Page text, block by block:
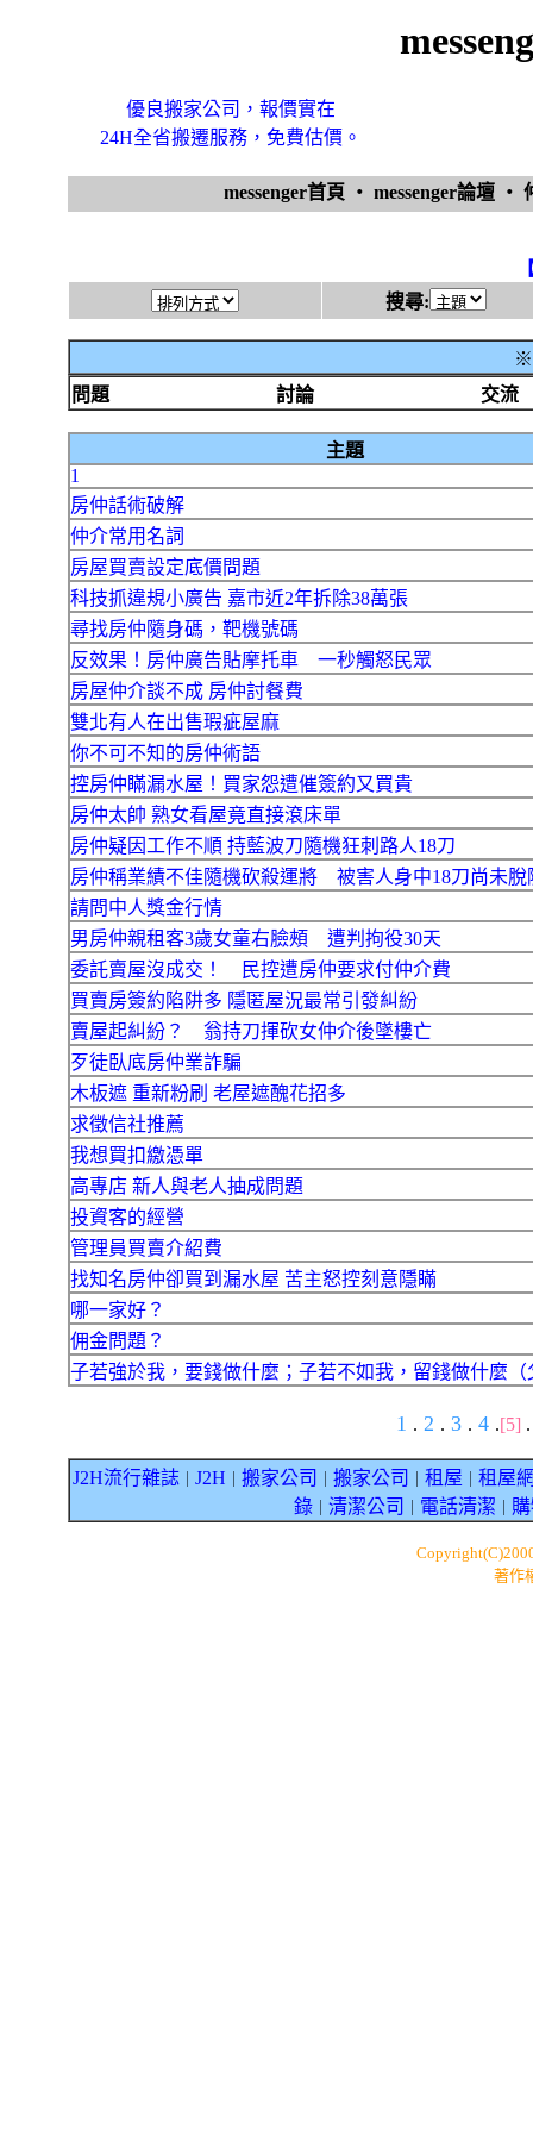
優良搬家公司，報價實在
24H全省搬遷服務，免費估價。
messenger首頁 ‧ messenger論壇 ‧
搜尋:
※
問題
討論 交流
主題
1
房仲話術破解
仲介常用名詞
房屋買賣設定底價問題
科技抓違規小廣告 嘉市近2年拆除38萬張
尋找房仲隨身碼，靶機號碼
反效果！房仲廣告貼摩托車 一秒觸怒民眾
房屋仲介談不成 房仲討餐費
雙北有人在出售瑕疵屋麻
你不可不知的房仲術語
控房仲瞞漏水屋！買家怨遭催簽約又買貴
房仲太帥 熟女看屋竟直接滾床單
房仲疑因工作不順 持藍波刀隨機狂刺路人18刀
房仲稱業績不佳隨機砍殺運將 被害人身中18刀尚未脫
請問中人獎金行情
男房仲親租客3歲女童右臉頰 遭判拘役30天
委託賣屋沒成交！ 民控遭房仲要求付仲介費
買賣房簽約陷阱多 隱匿屋況最常引發糾紛
賣屋起糾紛？ 翁持刀揮砍女仲介後墜樓亡
歹徒臥底房仲業詐騙
木板遮 重新粉刷 老屋遮醜花招多
求徵信社推薦
我想買扣繳憑單
高專店 新人與老人抽成問題
投資客的經營
管理員買賣介紹費
找知名房仲卻買到漏水屋 苦主怒控刻意隱瞞
哪一家好？
佣金問題？
子若強於我，要錢做什麼；子若不如我，留錢做什麼（
1 . 2 . 3 . 4 .[5]
J2H流行雜誌 J2H 搬家公司 搬家公司 租屋
租屋
錄｜ 清潔公司 電話清潔
著作